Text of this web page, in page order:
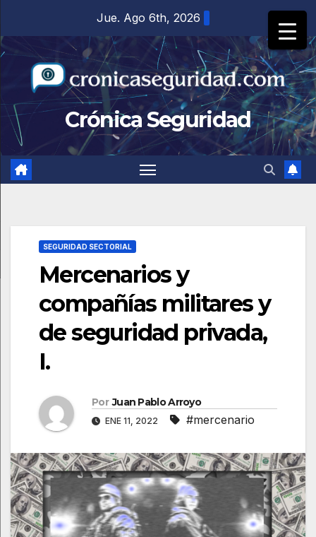
contenido
Jue. Ago 6th, 2026
Crónica Seguridad
SEGURIDAD SECTORIAL
Mercenarios y
compañías militares y
de seguridad privada,
I.
Por Juan Pablo Arroyo
ENE 11, 2022 #mercenario